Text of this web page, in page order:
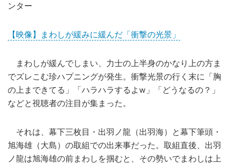
ンター
【映像】まわしが緩みに緩んだ「衝撃の光景」
まわしが緩んでしまい、力士の上半身のかなり上の方ま
でズレこむ珍ハプニングが発生。衝撃光景の行く末に「胸
の上まできてる」「ハラハラするよw」「どうなるの？」
などと視聴者の注目が集まった。
それは、幕下三枚目・出羽ノ龍（出羽海）と幕下筆頭・
旭海雄（大島）の取組での出来事だった。取組直後、出羽
ノ龍は旭海雄の前まわしを掴むと、その勢いでまわしは上